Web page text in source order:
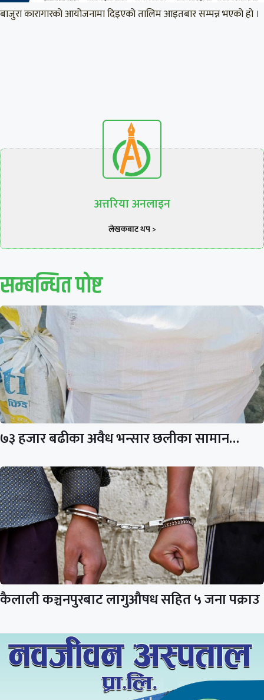
बाजुरा कारागारको आयोजनामा दिइएको तालिम आइतबार सम्पन्न भएको हो ।
अत्तरिया अनलाइन
लेखकबाट थप >
सम्बन्धित पाेष्ट
७३ हजार बढीका अवैध भन्सार छलीका सामान…
कैलाली कञ्चनपुरबाट लागुऔषध सहित ५ जना पक्राउ